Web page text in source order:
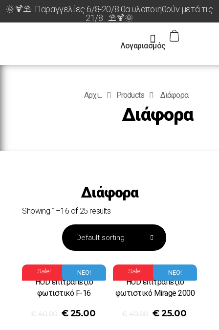
🌞🍹⛱️ Παραγγελίες 6/8-20/8 θα υλοποιηθούν μετά τις
21/8 ⛱️🍹🌞
Λογαριασμός
Αρχι... Products Διάφορα
Διάφορα
Διάφορα
Showing 1–16 of 25 results
Sale! ΝΕΟ!
HUD επιτραπέζιο
φωτιστικό F-16
€ 40.00 € 25.00
Sale! ΝΕΟ!
HUD επιτραπέζιο
φωτιστικό Mirage 2000
€ 40.00 € 25.00